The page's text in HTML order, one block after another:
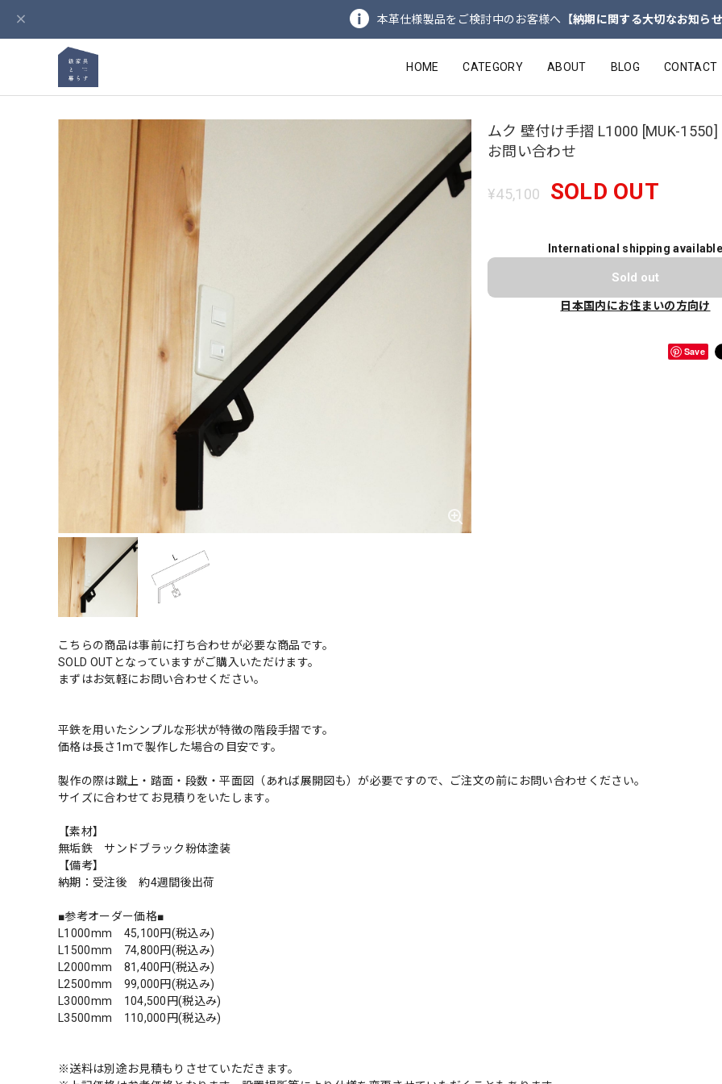
本革仕様製品をご検討中のお客様へ 【納期に関する大切なお知ら
HOME CATEGORY ABOUT BLOG CONTACT
ムク 壁付け手摺 L1000 [MUK-
お問い合わせ
¥45,100 SOLD OUT
International shipping
Sold out
日本国内にお住まいの方向け
Save
こちらの商品は事前に打ち合わせが必要な商品です。
SOLD OUTとなっていますがご購入いただけます。
まずはお気軽にお問い合わせください。
平鉄を用いたシンプルな形状が特徴の階段手摺です。
価格は長さ1mで製作した場合の目安です。
製作の際は蹴上・踏面・段数・平面図（あれば展開図も）が必要ですので、ご注文の前にお問い合わせください。
サイズに合わせてお見積りをいたします。
【素材】
無垢鉄 サンドブラック粉体塗装
【備考】
納期：受注後 約4週間後出荷
■参考オーダー価格■
L1000mm 45,100円(税込み)
L1500mm 74,800円(税込み)
L2000mm 81,400円(税込み)
L2500mm 99,000円(税込み)
L3000mm 104,500円(税込み)
L3500mm 110,000円(税込み)
※送料は別途お見積もりさせていただきます。